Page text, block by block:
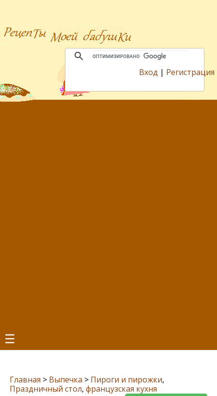
Вход | Регистрация
☰
Главная > Выпечка > Пироги и пирожки,
Праздничный стол, французская кухня